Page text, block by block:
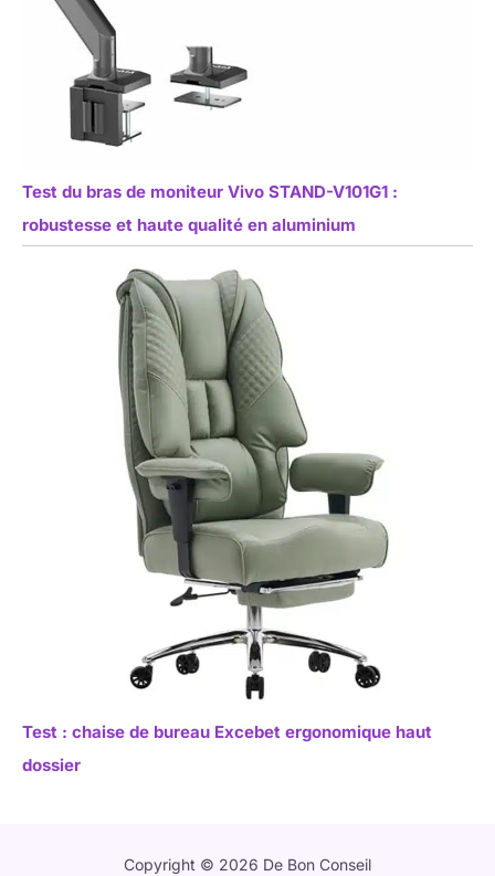
Test du bras de moniteur Vivo STAND-V101G1 :
robustesse et haute qualité en aluminium
Test : chaise de bureau Excebet ergonomique haut
dossier
Copyright © 2026 De Bon Conseil